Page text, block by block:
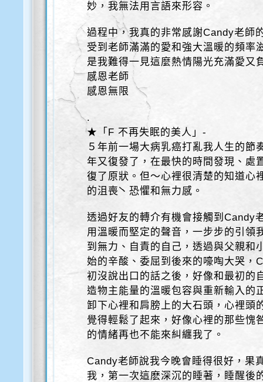
妙，我無法用言語來形容。
過程中，我真的非常感謝Candy老師
受到老師滿滿的愛和強大溫暖的頻率
是我難得一見這麼熱情陽光充滿愛又
感恩老師
感恩無限
.
★「F 不再失眠的美人」-
５年前一場大病乳癌打亂我人生的節
年又復發了，在最快的時間發現、處
復了原狀。但～心裡很清楚的知道心
的沮喪̀、恐懼和無力感。
透過好友的轉介有機會接觸到Candy
用溫暖而堅定的聲音，一步步的引領
到無力、自責的自己，透過與父親和
始的辛酸、委屈到後來的嚎啕大哭，
初沒說出口的話之後，好像和最初的
造物主能量的溫暖包容與重新輸入的
卸下心裡和肩膀上的大石頭，心裡頭
覺得輕鬆了起來，好像心裡的那些愧
的情緒再也不能來糾纏我了。
Candy老師說我今晚會睡得很好，果
我，第一次這麽深沉的睡著，睡醒後